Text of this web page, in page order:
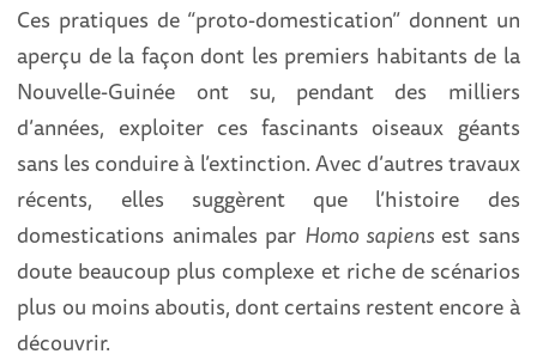
Ces pratiques de “proto-domestication” donnent un
aperçu de la façon dont les premiers habitants de la
Nouvelle-Guinée ont su, pendant des milliers
d’années, exploiter ces fascinants oiseaux géants
sans les conduire à l’extinction. Avec d’autres travaux
récents, elles suggèrent que l’histoire des
domestications animales par Homo sapiensest sans
doute beaucoup plus complexe et riche de scénarios
plus ou moins aboutis, dont certains restent encore à
découvrir.